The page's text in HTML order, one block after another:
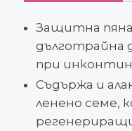
Защитна пяна
дълготрайна
при
Съдържа и
ленено семе,